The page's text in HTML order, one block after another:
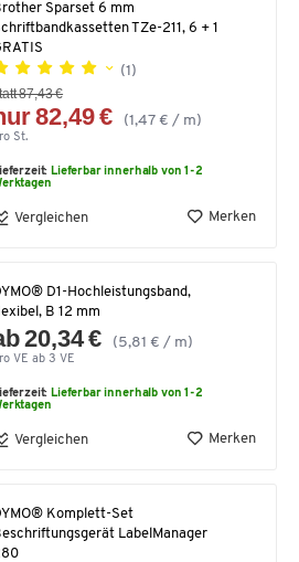
Sparset 6 mm
TZe-211, 6 + 1
(1)
87,43 €
82,49 € (1,47 € / m)
St.
Lieferbar innerhalb von 1-2
Vergleichen Merken
D1-Hochleistungsband,
B 12 mm
20,34 € (5,81 € / m)
VE ab 3 VE
Lieferbar innerhalb von 1-2
Vergleichen Merken
Komplett-Set
LabelManager